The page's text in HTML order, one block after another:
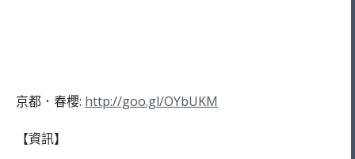
京都．春櫻: http://goo.gl/OYbUKM
【資訊】